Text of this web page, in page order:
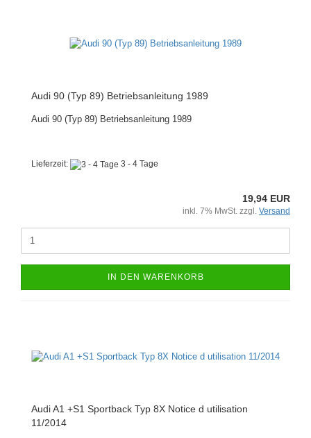
Audi 90 (Typ 89) Betriebsanleitung 1989
Audi 90 (Typ 89) Betriebsanleitung 1989
Lieferzeit: 3 - 4 Tage
19,94 EUR
inkl. 7% MwSt. zzgl. Versand
IN DEN WARENKORB
Audi A1 +S1 Sportback Typ 8X Notice d utilisation
11/2014